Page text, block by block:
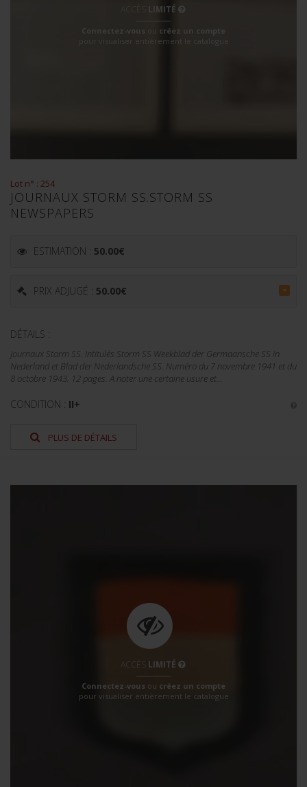
LIMITÉ
Connectez-vous ou créez un compte
pour visualiser entièrement le catalogue
Lot n° : 254
JOURNAUX STORM SS.STORM SS
NEWSPAPERS
ESTIMATION : 50.00€
PRIX ADJUGÉ : 50.00€ =
DÉTAILS :
Journaux Storm SS. Intitulés Storm SS Weekblad der Germaansche SS in
Nederland et Blad der Nederlandsche SS. Numéro du 7 novembre 1941 et du
8 octobre 1943. 12 pages. A noter une certaine usure et...
CONDITION : II+
PLUS DE DÉTAILS
ACCÈS LIMITÉ
Connectez-vous ou créez un compte
pour visualiser entièrement le catalogue